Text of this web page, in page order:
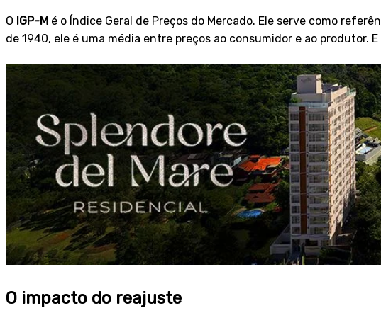
O IGP-M é o Índice Geral de Preços do Mercado. Ele serve como
de 1940, ele é uma média entre preços ao consumidor e ao produtor.
O impacto do reajuste